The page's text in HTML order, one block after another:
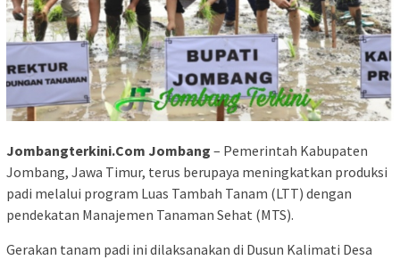
Jombangterkini.Com Jombang – Pemerintah Kabupaten
Jombang, Jawa Timur, terus berupaya meningkatkan produksi
padi melalui program Luas Tambah Tanam (LTT) dengan
pendekatan Manajemen Tanaman Sehat (MTS).
Gerakan tanam padi ini dilaksanakan di Dusun Kalimati Desa